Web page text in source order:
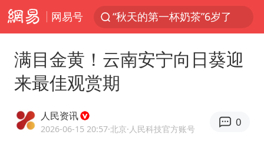
网易号
“秋天的第一杯奶茶”6岁了
四川宜宾市高县4.9级地震致1人死亡
胜宏科技：股票交易异常波动
满目金黄！云南安宁向日葵迎
来最佳观赏期
人民资讯
2026-06-15 20:57·北京·人民科技官方账号
0